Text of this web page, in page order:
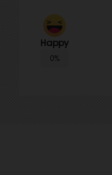
Happy
0%